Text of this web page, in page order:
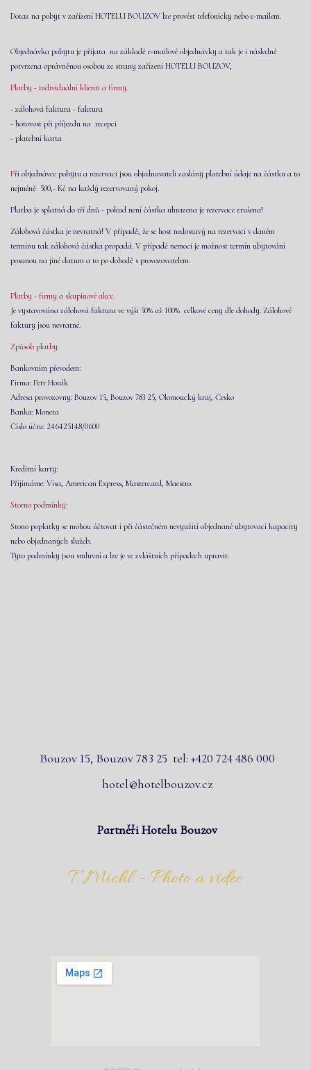
Dotaz na pobyt v zařízení HOTELU BOUZOV lze provést telefonicky nebo e-mailem.
Objednávka pobytu je přijata na základě e-mailové objednávky a tak je i následně
potvrzena oprávněnou osobou ze strany zařízení HOTELU BOUZOV,
Platby - individuální klienti a firmy.
- zálohová faktura - faktura
- hotovost při příjezdu na recepci
- platební karta
Při objednávce pobytu a rezervaci jsou objednavateli zaslány platební údaje na částku a to
nejméně 500,- Kč na každý rezervovaný pokoj.
Platba je splatná do tří dnů - pokud není částka uhrazena je rezervace zrušena!
Zálohová částka je nevratná! V případě, že se host nedostavý na rezervaci v daném
termínu tak zálohová částka propadá. V případě nemoci je možnost termín ubytování
posunou na jiné datum a to po dohodě s provozovatelem.
Platby - firmy a skupinové akce.
Je vystavována zálohová faktura ve výši 50% až 100% celkové ceny dle dohody. Zálohové
faktury jsou nevratné.
Způsob platby:
Bankovním převodem:
Firma: Petr Horák
Adresa provozovny: Bouzov 15, Bouzov 783 25, Olomoucký kraj, Česko
Banka: Moneta
Číslo účtu: 246425148/0600
Kreditní karty:
Přijímáme: Visa, American Express, Mastercard, Maestro.
Storno podmínky:
Stono poplatky se mohou účtovat i při částečném nevyužití objednané ubytovací kapacity
nebo objednaných služeb.
Tyto podmínky jsou smluvní a lze je ve zvláštních případech upravit.
Bouzov 15, Bouzov 783 25 tel: +420 724 486 000
hotel@hotelbouzov.cz
Partněři Hotelu Bouzov
T. Michl - Photo a video